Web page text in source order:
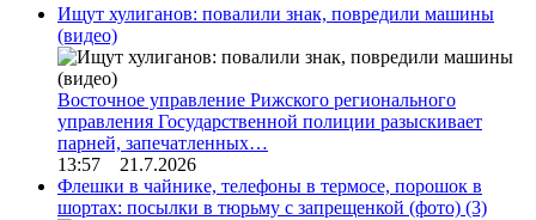
Ищут хулиганов: повалили знак, повредили машины
(видео)
Восточное управление Рижского регионального
управления Государственной полиции разыскивает
парней, запечатленных…
13:57 21.7.2026
Флешки в чайнике, телефоны в термосе, порошок в
шортах: посылки в тюрьму с запрещенкой (фото) (3)